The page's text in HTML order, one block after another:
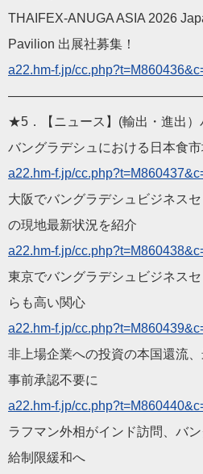
THAIFEX-ANUGA ASIA 2026
Pavilion 出展社募集！
a22.hm-f.jp/cc.php?t=M
——————————
★5．【ニュース】(輸出・進出）
バングラデシュにおける日本食
a22.hm-f.jp/cc.php?t=M
大阪でバングラデシュビジネス
の現地最新状況を紹介
a22.hm-f.jp/cc.php?t=M
東京でバングラデシュビジネス
らも高い関心
a22.hm-f.jp/cc.php?t=M
非上場企業への投資の本国還流
事前承認不要に
a22.hm-f.jp/cc.php?t=M
ラフマン外相がインド訪問、バ
給制限緩和へ